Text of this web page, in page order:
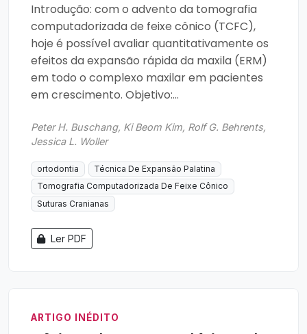
Introdução: com o advento da tomografia
computadorizada de feixe cônico (TCFC),
hoje é possível avaliar quantitativamente os
efeitos da expansão rápida da maxila (ERM)
em todo o complexo maxilar em pacientes
em crescimento. Objetivo:...
Peter H. Buschang, Ki Beom Kim, Rolf G. Behrents,
Jessica L. Woller
ortodontia
Técnica De Expansão Palatina
Tomografia Computadorizada De Feixe Cônico
Suturas Cranianas
Ler PDF
ARTIGO INÉDITO